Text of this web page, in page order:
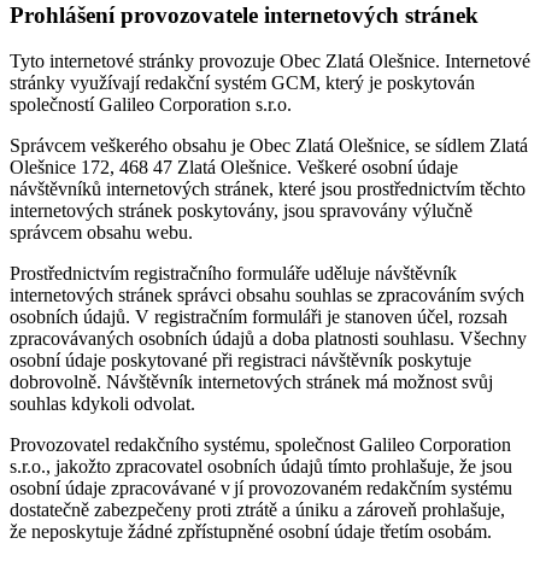
Prohlášení provozovatele internetových stránek
Tyto internetové stránky provozuje Obec Zlatá Olešnice. Internetové
stránky využívají redakční systém GCM, který je poskytován
společností Galileo Corporation s.r.o.
Správcem veškerého obsahu je Obec Zlatá Olešnice, se sídlem Zlatá
Olešnice 172, 468 47 Zlatá Olešnice. Veškeré osobní údaje
návštěvníků internetových stránek, které jsou prostřednictvím těchto
internetových stránek poskytovány, jsou spravovány výlučně
správcem obsahu webu.
Prostřednictvím registračního formuláře uděluje návštěvník
internetových stránek správci obsahu souhlas se zpracováním svých
osobních údajů. V registračním formuláři je stanoven účel, rozsah
zpracovávaných osobních údajů a doba platnosti souhlasu. Všechny
osobní údaje poskytované při registraci návštěvník poskytuje
dobrovolně. Návštěvník internetových stránek má možnost svůj
souhlas kdykoli odvolat.
Provozovatel redakčního systému, společnost Galileo Corporation
s.r.o., jakožto zpracovatel osobních údajů tímto prohlašuje, že jsou
osobní údaje zpracovávané v jí provozovaném redakčním systému
dostatečně zabezpečeny proti ztrátě a úniku a zároveň prohlašuje,
že neposkytuje žádné zpřístupněné osobní údaje třetím osobám.